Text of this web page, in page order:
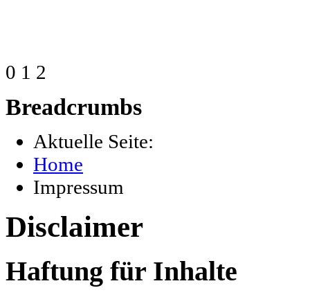
0 1 2
Breadcrumbs
Aktuelle Seite:
Home
Impressum
Disclaimer
Haftung für Inhalte